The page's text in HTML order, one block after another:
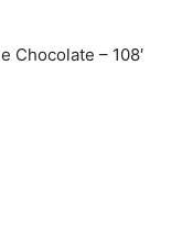
Chocolate – 108′